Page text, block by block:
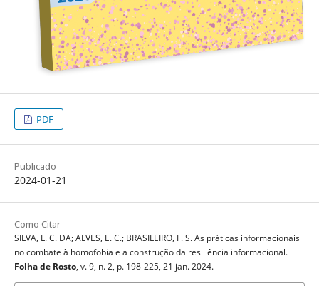
PDF
Publicado
2024-01-21
Como Citar
SILVA, L. C. DA; ALVES, E. C.; BRASILEIRO, F. S. As práticas informacionais
no combate à homofobia e a construção da resiliência informacional.
Folha de Rosto, v. 9, n. 2, p. 198-225, 21 jan. 2024.